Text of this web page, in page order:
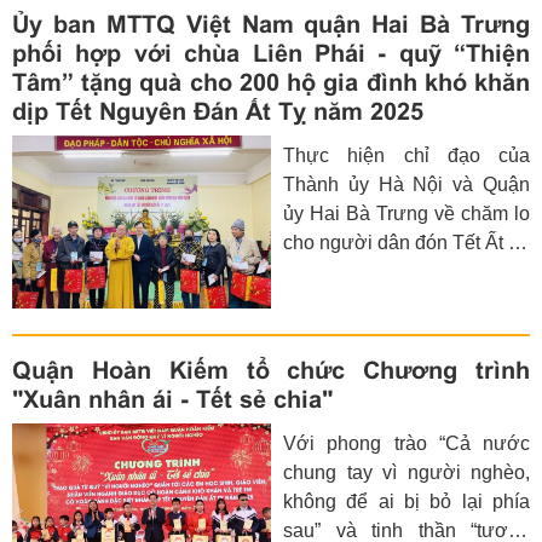
cổ truyền của dân tộc, mừng
Xuân Ất Tỵ năm 2025, để
đảm bảo công tác an sinh xã
hội trên địa bàn
Ủy ban MTTQ Việt Nam quận Hai Bà Trưng
phối hợp với chùa Liên Phái - quỹ “Thiện
Tâm” tặng quà cho 200 hộ gia đình khó khăn
dịp Tết Nguyên Đán Ất Tỵ năm 2025
Thực hiện chỉ đạo của
Thành ủy Hà Nội và Quận
ủy Hai Bà Trưng về chăm lo
cho người dân đón Tết Ất Tỵ
hoàn cảnh khó khăn nào
không nhận được quà Tết”,
trong không khí tưng bừng
Đảng bộ quận Hai Bà Trưng
lần thứ XXVII, kỷ niệm 95
năm Ngày thành lập Đảng
Cộng sản Việt Nam, mừng
Quận Hoàn Kiếm tổ chức Chương trình
"Xuân nhân ái - Tết sẻ chia"
Với phong trào “Cả nước
chung tay vì người nghèo,
không để ai bị bỏ lại phía
sau” và tinh thần “tương